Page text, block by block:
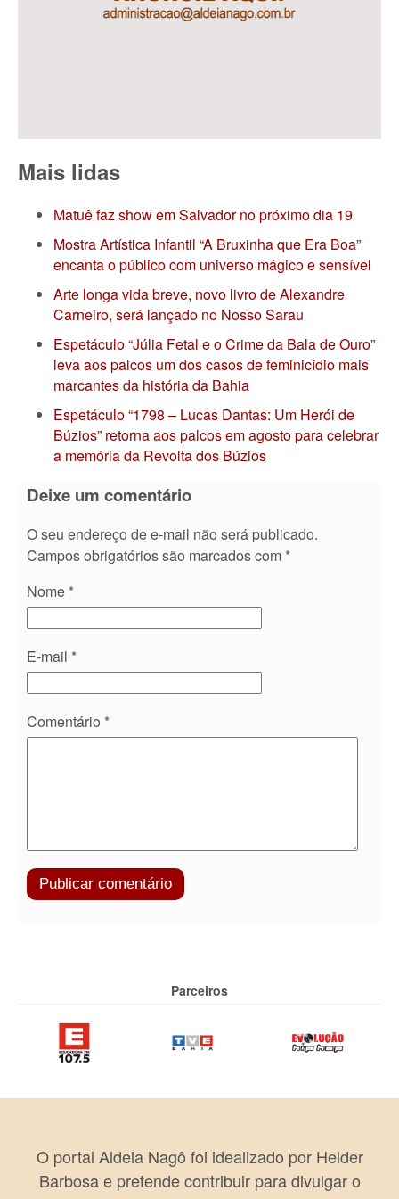
Mais lidas
Matuê faz show em Salvador no próximo dia 19
Mostra Artística Infantil “A Bruxinha que Era Boa”
encanta o público com universo mágico e sensível
Arte longa vida breve, novo livro de Alexandre
Carneiro, será lançado no Nosso Sarau
Espetáculo “Júlia Fetal e o Crime da Bala de Ouro”
leva aos palcos um dos casos de feminicídio mais
marcantes da história da Bahia
Espetáculo “1798 – Lucas Dantas: Um Herói de
Búzios” retorna aos palcos em agosto para celebrar
a memória da Revolta dos Búzios
Deixe um comentário
O seu endereço de e-mail não será publicado.
Campos obrigatórios são marcados com *
Nome *
E-mail *
Comentário *
Parceiros
O portal Aldeia Nagô foi idealizado por Helder
Barbosa e pretende contribuir para divulgar o